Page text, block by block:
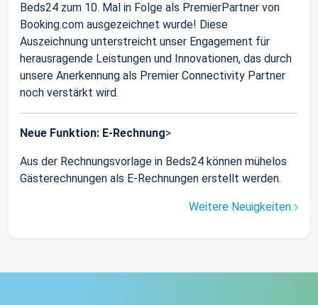
Beds24 zum 10. Mal in Folge als PremierPartner von
Booking.com ausgezeichnet wurde! Diese
Auszeichnung unterstreicht unser Engagement für
herausragende Leistungen und Innovationen, das durch
unsere Anerkennung als Premier Connectivity Partner
noch verstärkt wird.
Neue Funktion: E-Rechnung>
Aus der Rechnungsvorlage in Beds24 können mühelos
Gästerechnungen als E-Rechnungen erstellt werden.
Weitere Neuigkeiten